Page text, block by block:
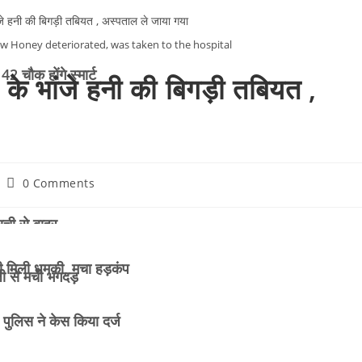
से बाहर
मिली धमकी, मचा हड़कंप
चौक होंगे स्मार्ट
से मची भगदड़
ने केस किया दर्ज
Honey deteriorated, was taken to the hospital
भांजे हनी की बिगड़ी तबियत ,
0 Comments